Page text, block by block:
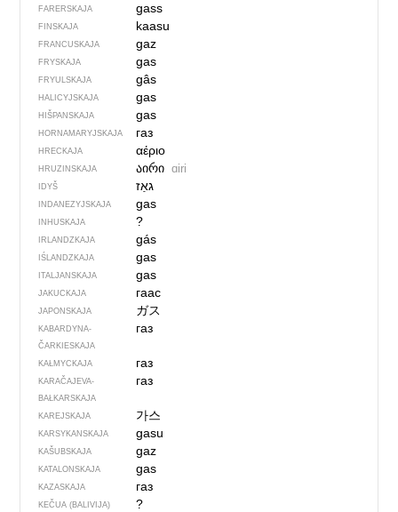
FARERSKAJA gass
FINSKAJA kaasu
FRANCUSKAJA gaz
FRYSKAJA gas
FRYULSKAJA gâs
HALICYJSKAJA gas
HIŠPANSKAJA gas
HORNAMARYJSKAJA газ
HRECKAJA αέριο
HRUZINSKAJA აირი ɑiri
IDYŠ גאַז
INDANEZYJSKAJA gas
INHUSKAJA ?
IRLANDZKAJA gás
IŚLANDZKAJA gas
ITALJANSKAJA gas
JAKUCKAJA гаас
JAPONSKAJA ガス
KABARDYNA-
ČARKIESKAJA
газ
KAŁMYCKAJA газ
KARAČAJEVA-
BAŁKARSKAJA
газ
KAREJSKAJA 가스
KARSYKANSKAJA gasu
KAŠUBSKAJA gaz
KATALONSKAJA gas
KAZASKAJA газ
KEČUA (BALIVIJA) ?